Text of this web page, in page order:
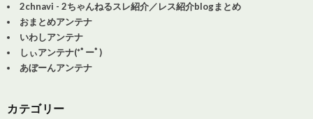
2chnavi - 2ちゃんねるスレ紹介／レス紹介blogまとめ
おまとめアンテナ
いわしアンテナ
しぃアンテナ(*ﾟーﾟ)
あぼーんアンテナ
カテゴリー